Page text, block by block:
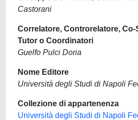
Castorani
Correlatore, Controrelatore,
Tutor o Coordinatori
Guelfo Pulci Doria
Nome Editore
Università degli Studi di Napoli
Collezione di appartenenza
Università degli Studi di Napoli